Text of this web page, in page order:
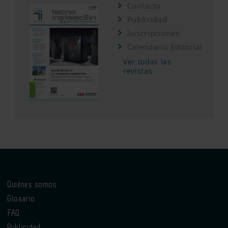
Contacto
Publicidad
Suscripciones
Calendario Editorial
Ver todas las
revistas
Quiénes somos
Glosario
FAQ